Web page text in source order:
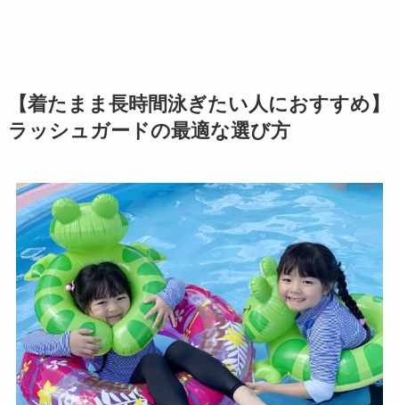
【着たまま長時間泳ぎたい人におすすめ】
ラッシュガードの最適な選び方